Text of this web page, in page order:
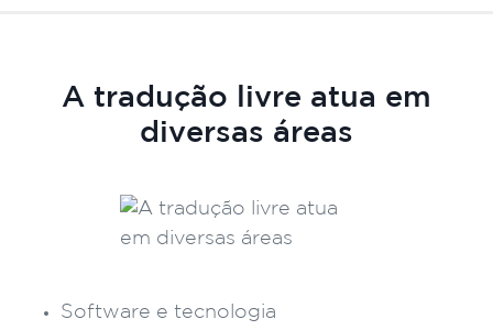
A tradução livre atua em
diversas áreas
Software e tecnologia